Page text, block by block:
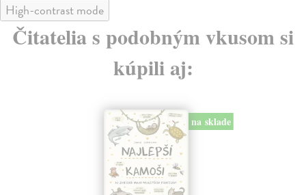
High-contrast mode
Čitatelia s podobným vkusom si
kúpili aj:
na sklade